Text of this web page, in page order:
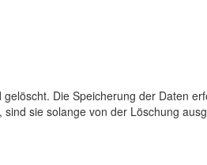
Die Speicherung der Daten
sie solange von der Löschung